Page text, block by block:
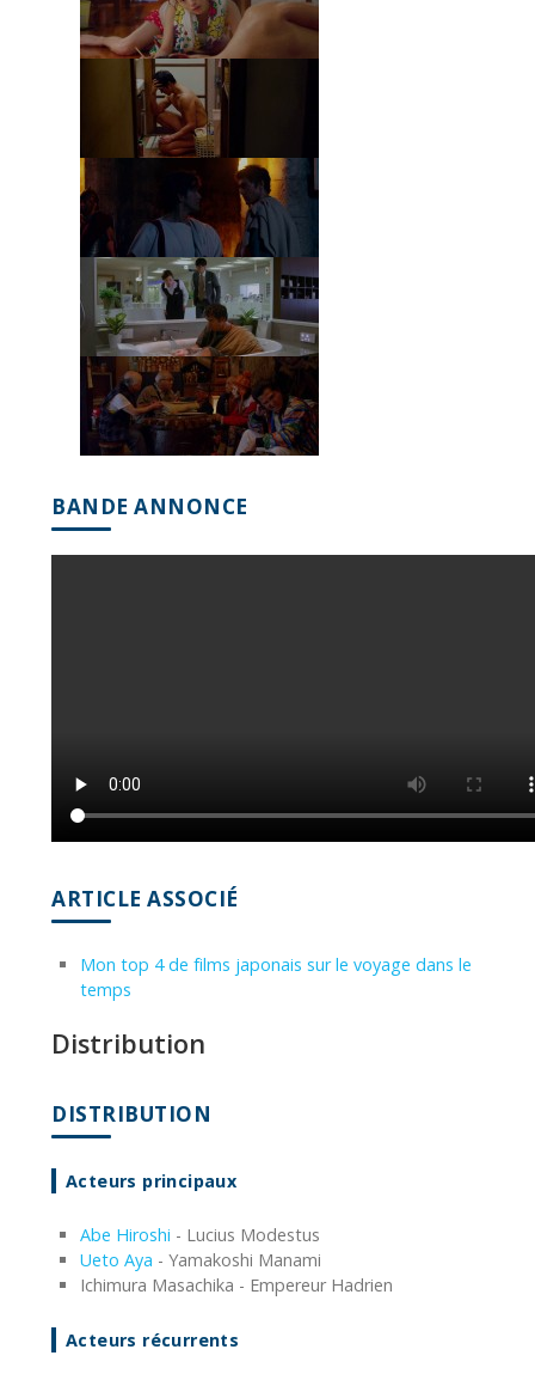
BANDE ANNONCE
ARTICLE ASSOCIÉ
Mon top 4 de films japonais sur le voyage dans le
temps
Distribution
DISTRIBUTION
Acteurs principaux
Abe Hiroshi - Lucius Modestus
Ueto Aya - Yamakoshi Manami
Ichimura Masachika - Empereur Hadrien
Acteurs récurrents